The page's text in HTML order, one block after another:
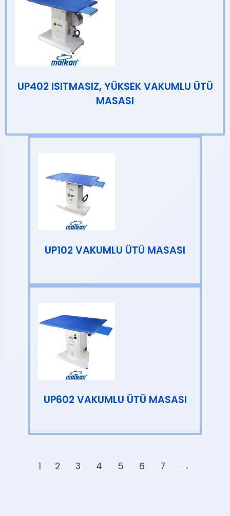
UP402 ISITMASIZ, YÜKSEK VAKUMLU ÜTÜ
MASASI
UP102 VAKUMLU ÜTÜ MASASI
UP602 VAKUMLU ÜTÜ MASASI
1 2 3 4 5 6 7 →